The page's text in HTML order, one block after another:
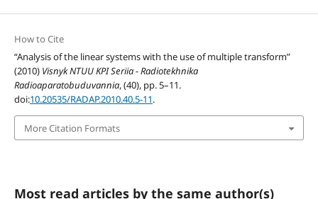
How to Cite
“Analysis of the linear systems with the use of multiple transform”
(2010) Visnyk NTUU KPI Seriia - Radiotekhnika
Radioaparatobuduvannia, (40), pp. 5–11.
doi:10.20535/RADAP.2010.40.5-11.
More Citation Formats
Most read articles by the same author(s)